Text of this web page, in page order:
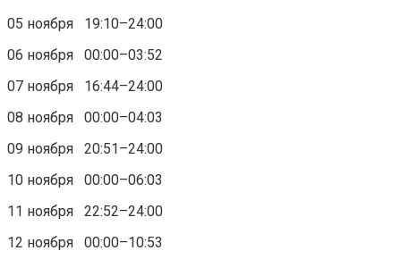
05 ноября 19:10–24:00
06 ноября 00:00–03:52
07 ноября 16:44–24:00
08 ноября 00:00–04:03
09 ноября 20:51–24:00
10 ноября 00:00–06:03
11 ноября 22:52–24:00
12 ноября 00:00–10:53